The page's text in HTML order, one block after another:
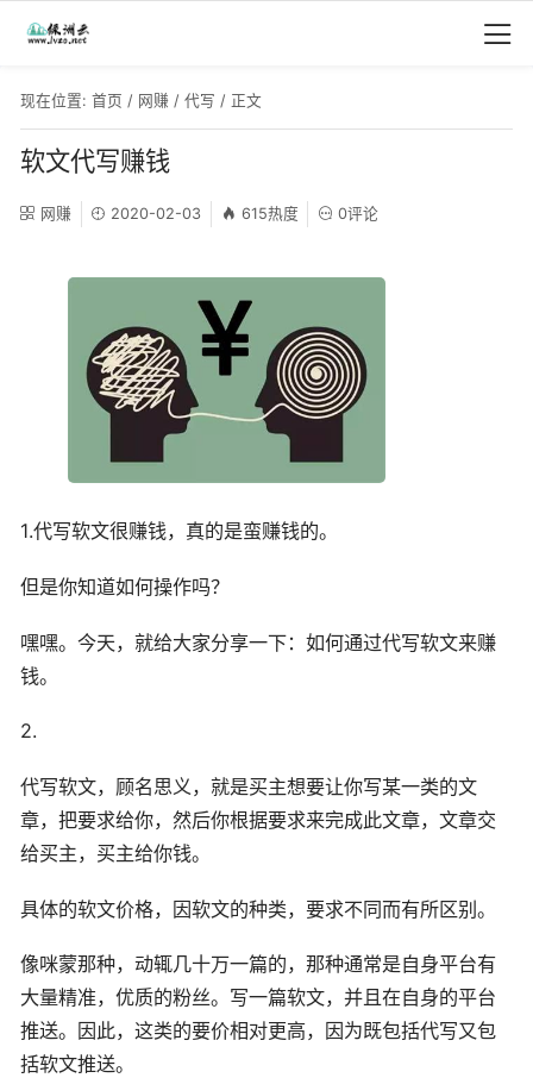
现在位置: 首页 / 网赚 / 代写 / 正文
软文代写赚钱
网赚 2020-02-03 615热度 0评论
1.代写软文很赚钱，真的是蛮赚钱的。
但是你知道如何操作吗？
嘿嘿。今天，就给大家分享一下：如何通过代写软文来赚
钱。
2.
代写软文，顾名思义，就是买主想要让你写某一类的文
章，把要求给你，然后你根据要求来完成此文章，文章交
给买主，买主给你钱。
具体的软文价格，因软文的种类，要求不同而有所区别。
像咪蒙那种，动辄几十万一篇的，那种通常是自身平台有
大量精准，优质的粉丝。写一篇软文，并且在自身的平台
推送。因此，这类的要价相对更高，因为既包括代写又包
括软文推送。